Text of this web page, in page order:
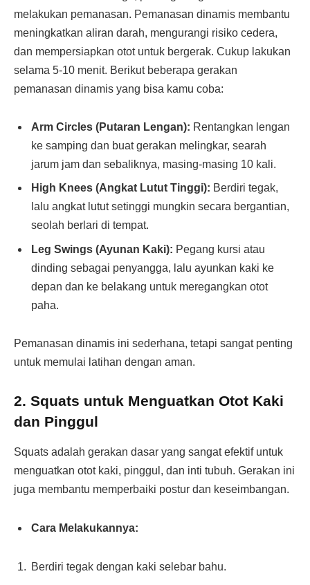
melakukan pemanasan. Pemanasan dinamis membantu
meningkatkan aliran darah, mengurangi risiko cedera,
dan mempersiapkan otot untuk bergerak. Cukup lakukan
selama 5-10 menit. Berikut beberapa gerakan
pemanasan dinamis yang bisa kamu coba:
Arm Circles (Putaran Lengan): Rentangkan lengan
ke samping dan buat gerakan melingkar, searah
jarum jam dan sebaliknya, masing-masing 10 kali.
High Knees (Angkat Lutut Tinggi): Berdiri tegak,
lalu angkat lutut setinggi mungkin secara bergantian,
seolah berlari di tempat.
Leg Swings (Ayunan Kaki): Pegang kursi atau
dinding sebagai penyangga, lalu ayunkan kaki ke
depan dan ke belakang untuk meregangkan otot
paha.
Pemanasan dinamis ini sederhana, tetapi sangat penting
untuk memulai latihan dengan aman.
2. Squats untuk Menguatkan Otot Kaki
dan Pinggul
Squats adalah gerakan dasar yang sangat efektif untuk
menguatkan otot kaki, pinggul, dan inti tubuh. Gerakan ini
juga membantu memperbaiki postur dan keseimbangan.
Cara Melakukannya:
Berdiri tegak dengan kaki selebar bahu.